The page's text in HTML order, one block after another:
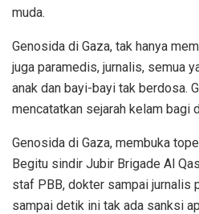
muda.
Genosida di Gaza, tak hanya
juga paramedis, jurnalis, semua
anak dan bayi-bayi tak berdosa.
mencatatkan sejarah kelam bagi
Genosida di Gaza, membuka
Begitu sindir Jubir Brigade Al
staf PBB, dokter sampai jurnalis
sampai detik ini tak ada sanksi